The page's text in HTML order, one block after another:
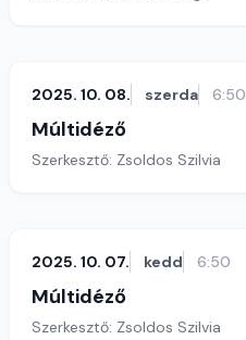
2025. 10. 08. szerda 6:50
Múltidéző
Szerkesztő: Zsoldos Szilvia
2025. 10. 07. kedd 6:50
Múltidéző
Szerkesztő: Zsoldos Szilvia